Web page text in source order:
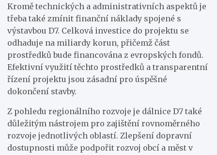
Kromě technických a administrativních aspektů je
třeba také zmínit finanční náklady spojené s
výstavbou D7. Celková investice do projektu se
odhaduje na miliardy korun, přičemž část
prostředků bude financována z evropských fondů.
Efektivní využití těchto prostředků a transparentní
řízení projektu jsou zásadní pro úspěšné
dokončení stavby.
Z pohledu regionálního rozvoje je dálnice D7 také
důležitým nástrojem pro zajištění rovnoměrného
rozvoje jednotlivých oblastí. Zlepšení dopravní
dostupnosti může podpořit rozvoj obcí a měst v